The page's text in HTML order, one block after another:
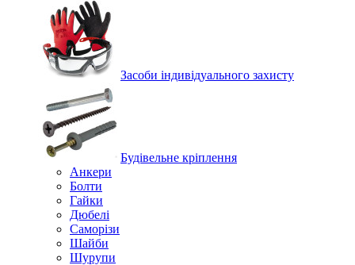
Засоби індивідуального захисту
Будівельне кріплення
Анкери
Болти
Гайки
Дюбелі
Саморізи
Шайби
Шурупи